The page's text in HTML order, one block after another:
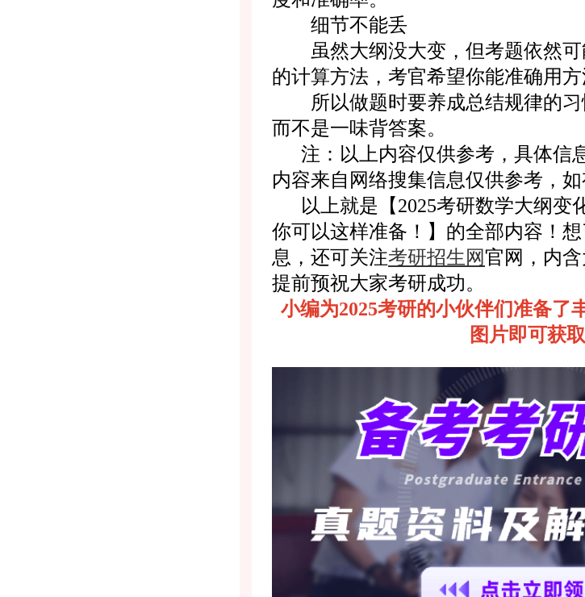
细节不能丢
虽然大纲没大变，但考题依然可
的计算方法，考官希望你能准确用方
所以做题时要养成总结规律的习
而不是一味背答案。
注：以上内容仅供参考，具体信
内容来自网络搜集信息仅供参考，如
以上就是【2025考研数学大纲变
你可以这样准备！】的全部内容！
息，还可关注考研招生网官网，内
提前预祝大家考研成功。
小编为2025考研的小伙伴们准备了
图片即可获